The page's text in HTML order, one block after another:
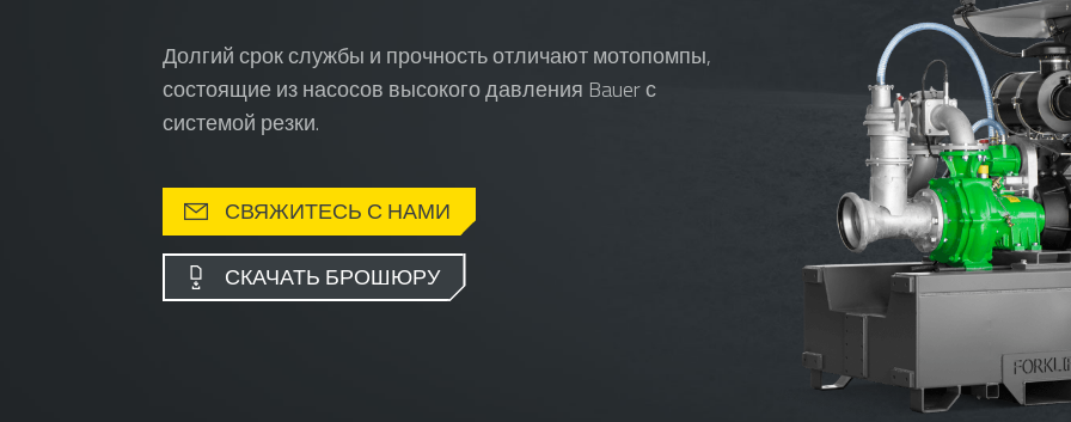
Долгий срок службы и прочность отличают мотопомпы,
состоящие из насосов высокого давления Bauer с
системой резки.
СВЯЖИТЕСЬ С НАМИ
СКАЧАТЬ БРОШЮРУ